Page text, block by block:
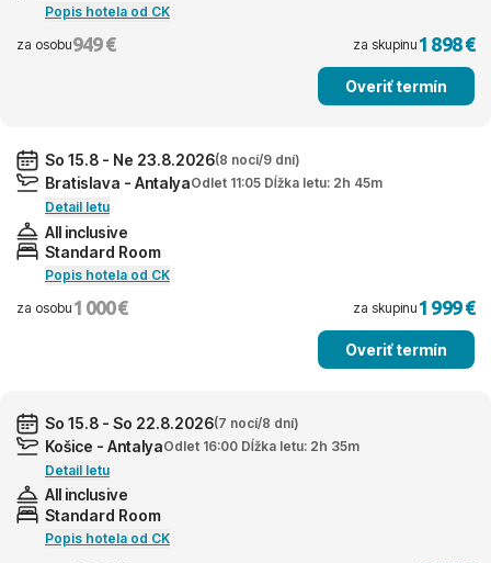
Popis hotela od CK
za osobu949 € za skupinu1 898 €
Overiť termín
So 15.8 - Ne 23.8.2026(8 nocí/9 dní)
Bratislava - AntalyaOdlet 11:05 Dĺžka letu: 2h 45m
Detail letu
All inclusive
Standard Room
Popis hotela od CK
za osobu 1 000 € za skupinu1 999 €
Overiť termín
So 15.8 - So 22.8.2026(7 nocí/8 dní)
Košice - AntalyaOdlet 16:00 Dĺžka letu: 2h 35m
Detail letu
All inclusive
Standard Room
Popis hotela od CK